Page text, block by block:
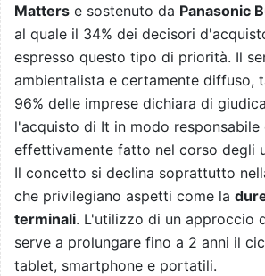
Matters e sostenuto da Panasonic
al quale il 34% dei decisori
espresso questo tipo di priorità. Il
ambientalista e certamente diffuso,
96% delle imprese dichiara di
l'acquisto di It in modo responsabile
effettivamente fatto nel corso degli
Il concetto si declina soprattutto
che privilegiano aspetti come la
terminali. L'utilizzo di un approccio
serve a prolungare fino a 2 anni il
tablet, smartphone e portatili.